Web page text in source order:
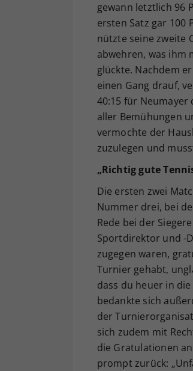
gewann letztlich 96
ersten Satz gar 100
nützte seine zweite
abwehren, was ihm
glückte. Nachdem
einen Gang drauf,
40:15 für
aller Bemühungen
vermochte der
zuzulegen und
„Richtig gute
Die ersten zwei
Nummer drei, bei
Rede bei der
Sportdirektor und -
zugegen waren,
Turnier gehabt,
dass du heuer in
bedankte sich
der
sich zudem mit
die Gratulationen
prompt zurück: